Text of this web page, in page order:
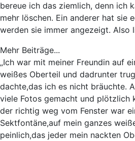
bereue ich das ziemlich, denn ich
mehr löschen. Ein anderer hat sie
werden sie immer angezeigt. Also
Mehr Beiträge...
„Ich war mit meiner Freundin auf
weißes Oberteil und dadrunter
dachte,das ich es nicht bräuchte.
viele Fotos gemacht und plötzlich
der richtig weg vom Fenster war
Sektfontäne,auf mein ganzes
peinlich,das jeder mein nackten